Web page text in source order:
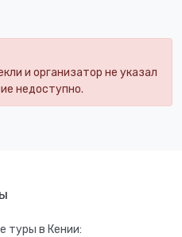
и организатор не указал
недоступно.
туры в Кении: